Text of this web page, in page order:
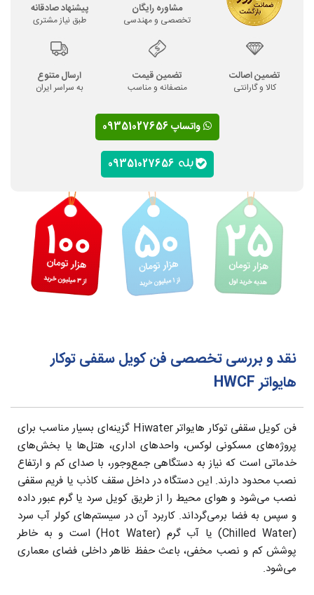
مشاوره رایگان
تخصصی و مهندسی
پیشنهاد صادقانه
طبق نیاز مشتری
تضمین اصالت
کالا و گارانتی
تضمین قیمت
منصفانه و مناسب
ارسال متنوع
به سراسر ایران
واتساپ 09351027656
نقد و بررسی تخصصی فن کویل سقفی توکار
هایواتر HWCF
فن کویل سقفی توکار هایواتر Hiwater گزینه‌ای بسیار مناسب برای
پروژه‌های مسکونی لوکس، واحدهای اداری، هتل‌ها یا بخش‌های
خدماتی است که نیاز به دستگاهی جمع‌وجور، با صدای کم و ارتفاع
نصب محدود دارند. این دستگاه در داخل سقف کاذب یا فریم سقفی
نصب می‌شود و هوای محیط را از طریق کویل سرد یا گرم عبور داده
و سپس به فضا برمی‌گرداند. کاربرد آن در سیستم‌های کولر آب سرد
(Chilled Water) یا آب گرم (Hot Water) است و به خاطر
پوشش کم و نصب مخفی، باعث حفظ ظاهر داخلی فضای معماری
می‌شود.